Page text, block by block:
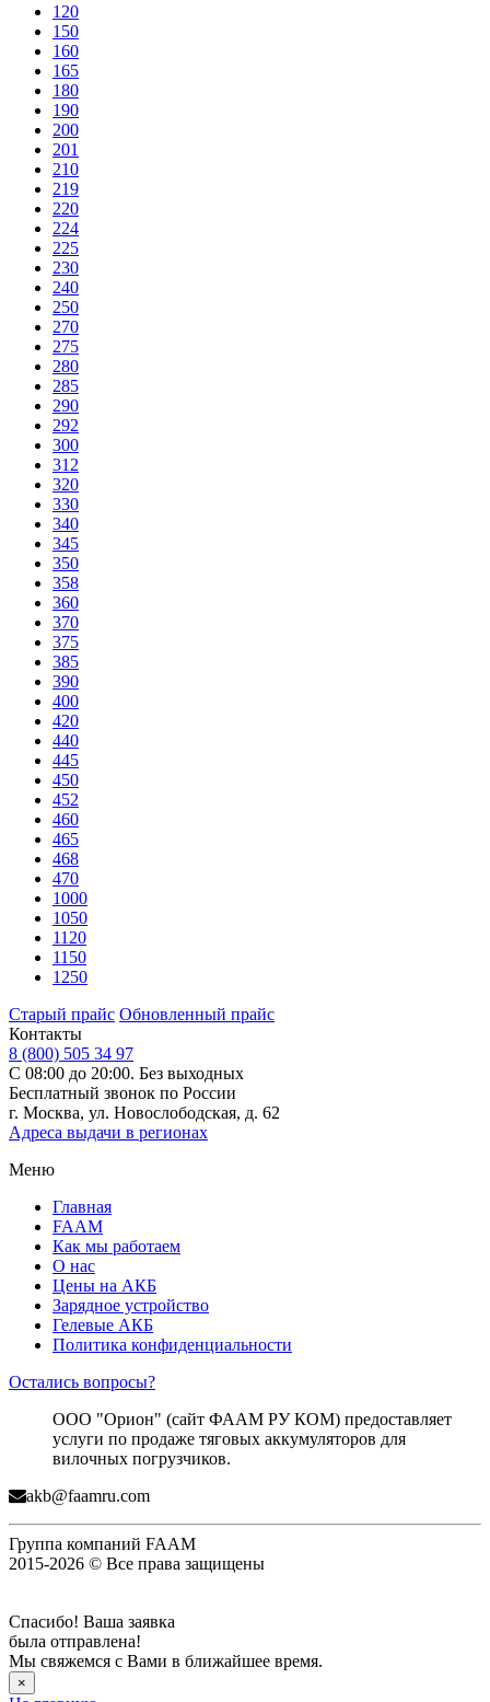
120
150
160
165
180
190
200
201
210
219
220
224
225
230
240
250
270
275
280
285
290
292
300
312
320
330
340
345
350
358
360
370
375
385
390
400
420
440
445
450
452
460
465
468
470
1000
1050
1120
1150
1250
Старый прайс Обновленный прайс
Контакты
8 (800) 505 34 97
С 08:00 до 20:00. Без выходных
Бесплатный звонок по России
г. Москва, ул. Новослободская, д. 62
Адреса выдачи в регионах
Меню
Главная
FAAM
Как мы работаем
О нас
Цены на АКБ
Зарядное устройство
Гелевые АКБ
Политика конфиденциальности
Остались вопросы?
ООО "Орион" (сайт ФААМ РУ КОМ) предоставляет
услуги по продаже тяговых аккумуляторов для
вилочных погрузчиков.
akb@faamru.com
Группа компаний FAAM
2015-2026 © Все права защищены
Спасибо! Ваша заявка
была отправлена!
Мы свяжемся с Вами в ближайшее время.
×